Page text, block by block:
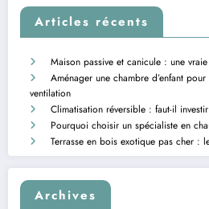
Articles récents
Maison passive et canicule : une
Aménager une chambre d’enfant
ventilation
Climatisation réversible : faut-il
Pourquoi choisir un spécialiste en
Terrasse en bois exotique pas cher :
Archives